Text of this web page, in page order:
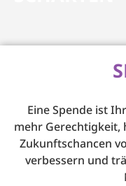
Eine Spende ist
mehr Gerechtigkeit,
Zukunftschancen
verbessern und